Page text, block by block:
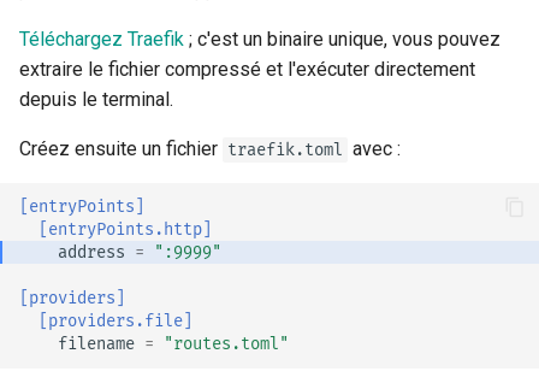
Téléchargez Traefik ; c'est un binaire unique, vous pouvez
extraire le fichier compressé et l'exécuter directement
depuis le terminal.
Créez ensuite un fichier traefik.toml avec :
[entryPoints]
[entryPoints.http]
address = ":9999"
[providers]
[providers.file]
filename = "routes.toml"